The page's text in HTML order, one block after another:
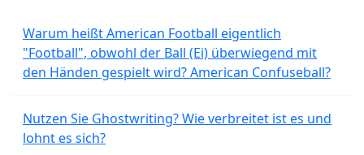
Warum heißt American Football eigentlich
"Football", obwohl der Ball (Ei) überwiegend mit
den Händen gespielt wird? American Confuseball?
Nutzen Sie Ghostwriting? Wie verbreitet ist es und
lohnt es sich?